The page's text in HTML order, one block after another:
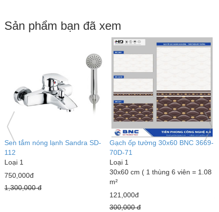
Sản phẩm bạn đã xem
Sen tắm nóng lạnh Sandra SD-
112
Loại 1
750,000đ
1,300,000 đ
Gạch ốp tường 30x60 BNC 3669-
70D-71
Loại 1
30x60 cm ( 1 thùng 6 viên = 1.08
m²
121,000đ
300,000 đ